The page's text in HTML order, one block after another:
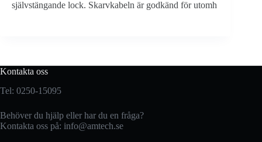
självstängande lock. Skarvkabeln är godkänd för utomh
Kontakta oss
Tel: 0250-15095
Behöver du hjälp eller har du en fråga?
Kontakta oss på: info@amtech.se